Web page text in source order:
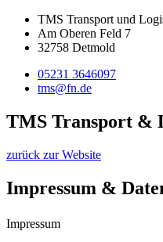
TMS Transport und
Am Oberen Feld 7
32758 Detmold
05231 3646097
tms@fn.de
TMS Transport &
zurück zur Website
Impressum &
Impressum